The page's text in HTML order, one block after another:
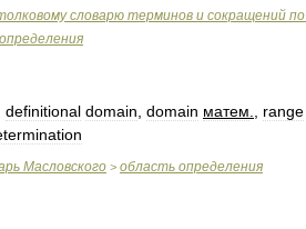
словарю терминов и сокращений по
определения
definitional domain domain матем range
Масловского > область определения